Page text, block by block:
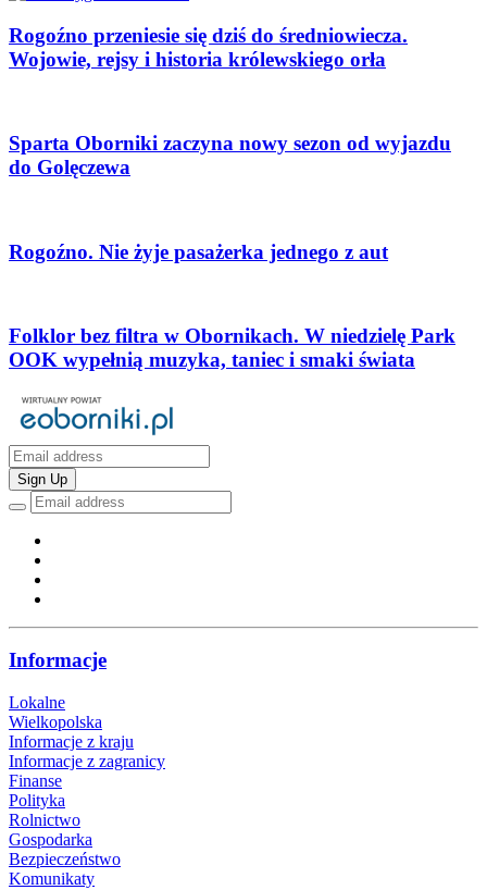
Rogoźno przeniesie się dziś do średniowiecza.
Wojowie, rejsy i historia królewskiego orła
Sparta Oborniki zaczyna nowy sezon od wyjazdu
do Golęczewa
Rogoźno. Nie żyje pasażerka jednego z aut
Folklor bez filtra w Obornikach. W niedzielę Park
OOK wypełnią muzyka, taniec i smaki świata
Sign Up
Informacje
Lokalne
Wielkopolska
Informacje z kraju
Informacje z zagranicy
Finanse
Polityka
Rolnictwo
Gospodarka
Bezpieczeństwo
Komunikaty